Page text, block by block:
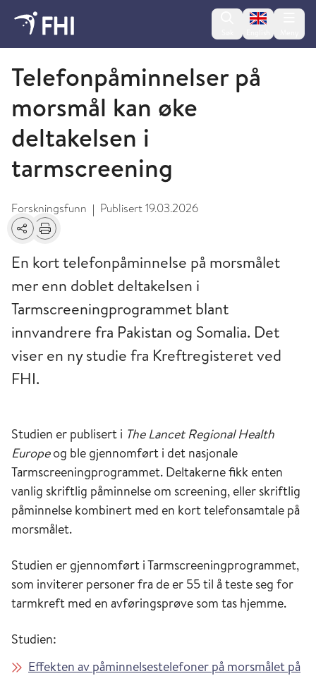
Change
2026 - nyheter fra FHI
Telefonpåminnelser på
morsmål kan øke
deltakelsen i
tarmscreening
Forskningsfunn | Publisert19.03.2026
Del Skriv ut
En kort telefonpåminnelse på morsmålet
mer enn doblet deltakelsen i
Tarmscreeningprogrammet blant
innvandrere fra Pakistan og Somalia. Det
viser en ny studie fra Kreftregisteret ved
FHI.
Studien er publisert i The Lancet Regional Health
Europeog ble gjennomført i det nasjonale
Tarmscreeningprogrammet. Deltakerne fikk enten
vanlig skriftlig påminnelse om screening, eller skriftlig
påminnelse kombinert med en kort telefonsamtale på
morsmålet.
Studien er gjennomført i Tarmscreeningprogrammet,
som inviterer personer fra de er 55 til å teste seg for
tarmkreft med en avføringsprøve som tas hjemme.
Studien:
Effekten av påminnelsestelefoner på morsmålet på